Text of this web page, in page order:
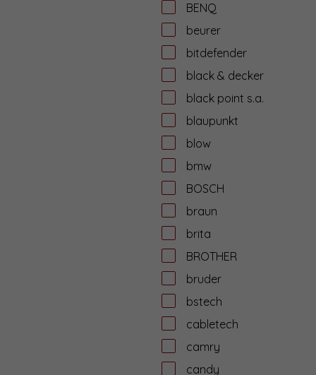
BENQ
beurer
bitdefender
black & decker
black point s.a.
blaupunkt
blow
bmw
BOSCH
braun
brita
BROTHER
bruder
bstech
cabletech
camry
candy